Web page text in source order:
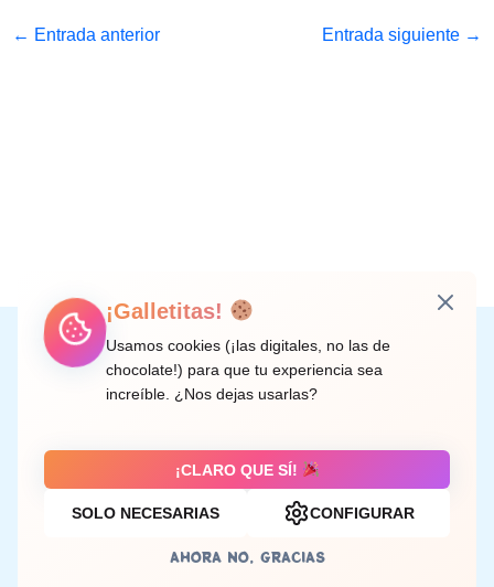
← Entrada anterior Entrada siguiente →
Instagram
Facebook
X LinkedIn
Correo electrónico
C/ Doctor Rodríguez de la Fuente, 8 València
Aviso legal
¡Galletitas!
Usamos cookies (¡las digitales, no las de
chocolate!) para que tu experiencia sea
increíble. ¿Nos dejas usarlas?
¡CLARO QUE SÍ!
SOLO NECESARIAS CONFIGURAR
AHORA NO, GRACIAS